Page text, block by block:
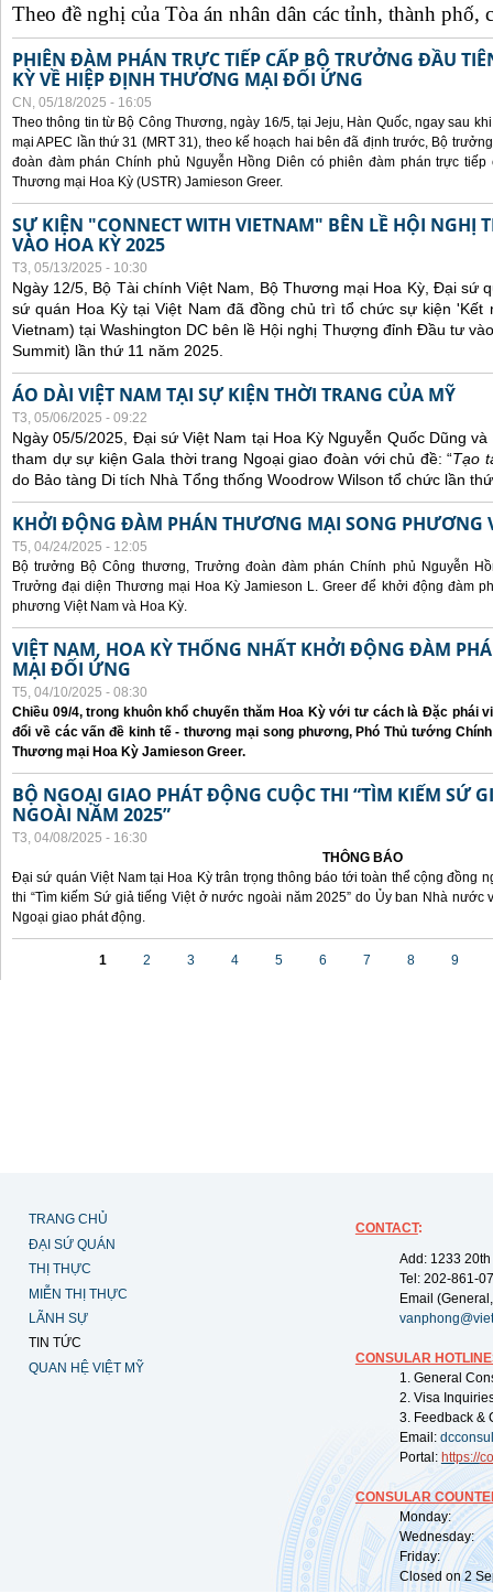
Theo đề nghị của Tòa án nhân dân các tỉnh, thành phố,
PHIÊN ĐÀM PHÁN TRỰC TIẾP CẤP BỘ TRƯỞNG ĐẦU
KỲ VỀ HIỆP ĐỊNH THƯƠNG MẠI ĐỐI ỨNG
CN, 05/18/2025 - 16:05
Theo thông tin từ Bộ Công Thương, ngày 16/5, tại Jeju, Hàn Quốc, ngay sau
mại APEC lần thứ 31 (MRT 31), theo kế hoạch hai bên đã định trước, Bộ
đoàn đàm phán Chính phủ Nguyễn Hồng Diên có phiên đàm phán trực
Thương mại Hoa Kỳ (USTR) Jamieson Greer.
SỰ KIỆN "CONNECT WITH VIETNAM" BÊN LỀ HỘI
VÀO HOA KỲ 2025
T3, 05/13/2025 - 10:30
Ngày 12/5, Bộ Tài chính Việt Nam, Bộ Thương mại Hoa Kỳ, Đại sứ
sứ quán Hoa Kỳ tại Việt Nam đã đồng chủ trì tổ chức sự kiện 'Kết
Vietnam) tại Washington DC bên lề Hội nghị Thượng đỉnh Đầu tư
Summit) lần thứ 11 năm 2025.
ÁO DÀI VIỆT NAM TẠI SỰ KIỆN THỜI TRANG CỦA MỸ
T3, 05/06/2025 - 09:22
Ngày 05/5/2025, Đại sứ Việt Nam tại Hoa Kỳ Nguyễn Quốc Dũng
tham dự sự kiện Gala thời trang Ngoại giao đoàn với chủ đề: “Tạo
do Bảo tàng Di tích Nhà Tổng thống Woodrow Wilson tổ chức lần
KHỞI ĐỘNG ĐÀM PHÁN THƯƠNG MẠI SONG PHƯƠNG
T5, 04/24/2025 - 12:05
Bộ trưởng Bộ Công thương, Trưởng đoàn đàm phán Chính phủ Nguyễn
Trưởng đại diện Thương mại Hoa Kỳ Jamieson L. Greer để khởi động đàm
phương Việt Nam và Hoa Kỳ.
VIỆT NAM, HOA KỲ THỐNG NHẤT KHỞI ĐỘNG ĐÀM
MẠI ĐỐI ỨNG
T5, 04/10/2025 - 08:30
Chiều 09/4, trong khuôn khổ chuyến thăm Hoa Kỳ với tư cách là Đặc phái
đổi về các vấn đề kinh tế - thương mại song phương, Phó Thủ tướng
Thương mại Hoa Kỳ Jamieson Greer.
BỘ NGOẠI GIAO PHÁT ĐỘNG CUỘC THI “TÌM KIẾM SỨ
NGOÀI NĂM 2025”
T3, 04/08/2025 - 16:30
THÔNG BÁO
Đại sứ quán Việt Nam tại Hoa Kỳ trân trọng thông báo tới toàn thể cộng đồng
thi “Tìm kiếm Sứ giả tiếng Việt ở nước ngoài năm 2025” do Ủy ban Nhà
Ngoại giao phát động.
1 2 3 4 5 6 7 8 9
TRANG CHỦ
ĐẠI SỨ QUÁN
THỊ THỰC
MIỄN THỊ THỰC
LÃNH SỰ
TIN TỨC
QUAN HỆ VIỆT MỸ
CONTACT:
Add: 1233
Tel: 202-861-
Email
CONSULAR
1. General
2. Visa
3. Feedback &
Email:
Portal: https://
CONSULAR
Monday:
Wednesday:
Friday:
Closed on 2